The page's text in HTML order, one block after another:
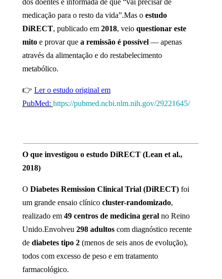
dos doentes é informada de que “vai precisar de
medicação para o resto da vida”.Mas o estudo
DiRECT, publicado em 2018, veio questionar este
mitoe provar que a remissão é possível— apenas
através da alimentação e do restabelecimento
metabólico.
👉 Ler o estudo original em
PubMed: https://pubmed.ncbi.nlm.nih.gov/29221645/
O que investigou o estudo DiRECT (Lean et al.,
2018)
O Diabetes Remission Clinical Trial (DiRECT)foi
um grande ensaio clínico cluster-randomizado,
realizado em 49 centros de medicina geralno Reino
Unido.Envolveu 298 adultoscom diagnóstico recente
de diabetes tipo 2(menos de seis anos de evolução),
todos com excesso de peso e em tratamento
farmacológico.